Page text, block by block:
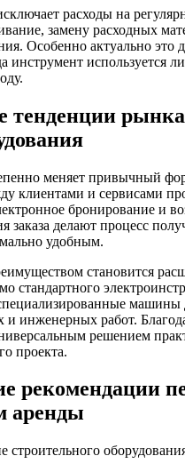
расходы на
замену расходных
Особенно актуально это
инструмент используется
тенденции рынка
меняет привычный
клиентами и сервисами
бронирование и
заказа делают процесс
удобным.
становится
стандартного
машины
инженерных работ.
решением
проекта.
рекомендации
аренды
строительного